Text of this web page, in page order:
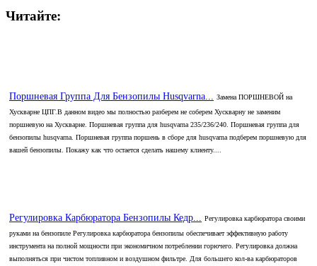
Читайте:
Поршневая Группа Для Бензопилы Husqvarna...
Замена ПОРШНЕВОЙ на
Хускварне ЦПГ.В данном видео мы полностью разберем не соберем Хускварну не заменим
поршневую на Хускварне. Поршневая группа для husqvarna 235/236/240. Поршневая группа для
бензопилы husqvarna. Поршневая группа поршень в сборе для husqvarna подберем поршневую для
вашей бензопилы. Покажу как что остается сделать нашему клиенту....
Регулировка Карбюратора Бензопилы Кедр...
Регулировка карбюратора своими
руками на бензопиле Регулировка карбюратора бензопилы обеспечивает эффективную работу
инструмента на полной мощности при экономичном потреблении горючего. Регулировка должна
выполняться при чистом топливном и воздушном фильтре. Для большего кол-ва карбюраторов